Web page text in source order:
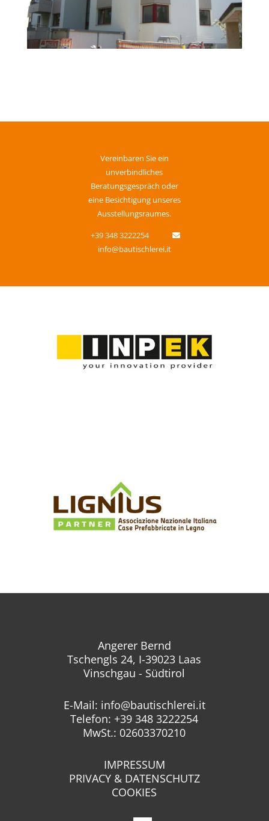
Vereinbaren Sie ein
unverbindliches
Beratungsgespräch oder
eine Besichtigung unseres
Ausstellungsraumes.
+39 348 3222254
info@bautischlerei.it
Angerer Bernd
Tschengls 24, I-39023 Laas
Vinschgau - Südtirol
E-Mail: info@bautischlerei.it
Telefon: +39 348 3222254
MwSt.: 02603370210
IMPRESSUM
PRIVACY & DATENSCHUTZ
COOKIES